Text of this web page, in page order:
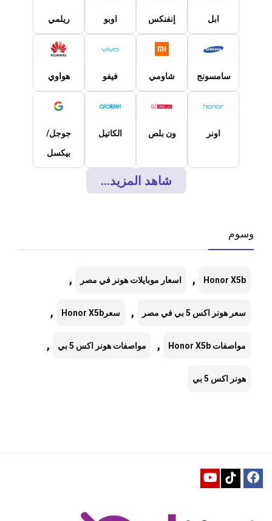
ابل إنفنكس اوبو ريلمي
سامسونج شاومي فيفو هواوي
اونر ون بلص الكاتيل
جوجل/
بيكسل
شاهد المزيد...
وسوم
Honor X5b
, اسعار موبايلات هونر في مصر ,
سعر هونر اكس 5 بي في مصر , سعرHonor X5b ,
مواصفات Honor X5b , مواصفات هونر اكس 5 بي ,
هونر اكس 5 بي